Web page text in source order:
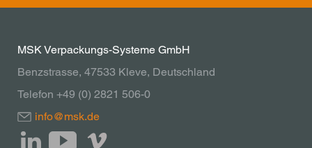
MSK Verpackungs-Systeme GmbH
Benzstrasse, 47533 Kleve, Deutschland
Telefon +49 (0) 2821 506-0
info@msk.de